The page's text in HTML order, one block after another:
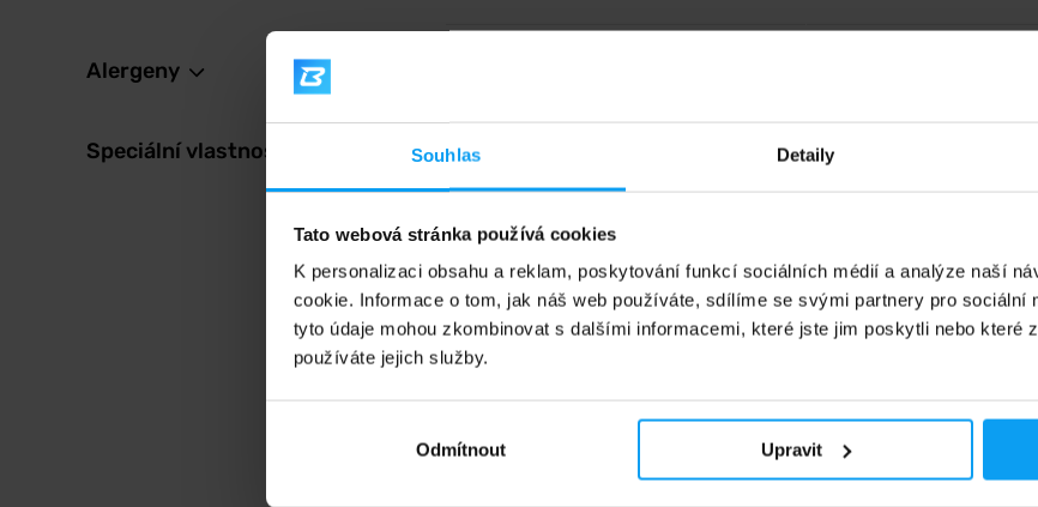
Souhlas Detaily
Tato webová stránka používá cookies
K personalizaci obsahu a reklam, poskytování funkcí sociálních médií a analýze naší
cookie. Informace o tom, jak náš web používáte, sdílíme se svými partnery pro sociální
tyto údaje mohou zkombinovat s dalšími informacemi, které jste jim poskytli nebo které
používáte jejich služby.
Odmítnout Upravit
Alergeny
Speciální vlastnosti
BodyWorld
Essential Omega-3 180 kapslí
v přirozené formě triglyceridů s
BodyWorld
podporu mozku, srdce a
199